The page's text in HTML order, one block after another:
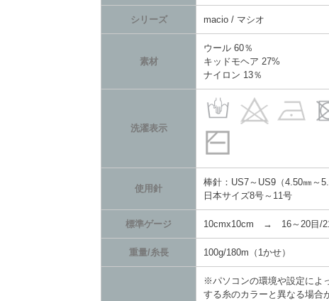
シリーズ macio / マシオ
素材
ウール 60％
キッドモヘア 27%
ナイロン 13％
洗濯表示
使用針
棒針：US7～US9（4.50㎜～
日本サイズ8号～11号
標準ゲージ 10cmx10cm → 16～20目/
重量/糸長 100g/180m（1かせ）
※パソコンの環境や設定によ
する糸のカラーと異なる場合